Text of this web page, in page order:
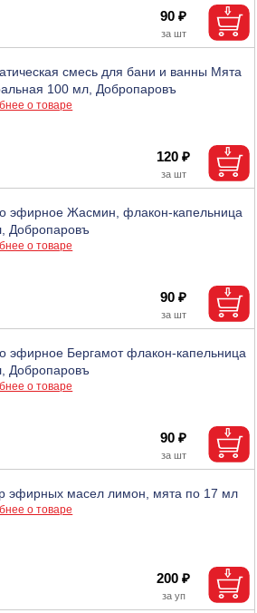
90 ₽
смесь для бани и ванны Мята
100 мл, Добропаровъ
о товаре
120 ₽
эфирное Жасмин, флакон-капельница
Добропаровъ
о товаре
90 ₽
эфирное Бергамот флакон-капельница
Добропаровъ
о товаре
90 ₽
эфирных масел лимон, мята по 17 мл
о товаре
200 ₽